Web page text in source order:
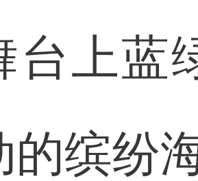
台上蓝
的缤纷